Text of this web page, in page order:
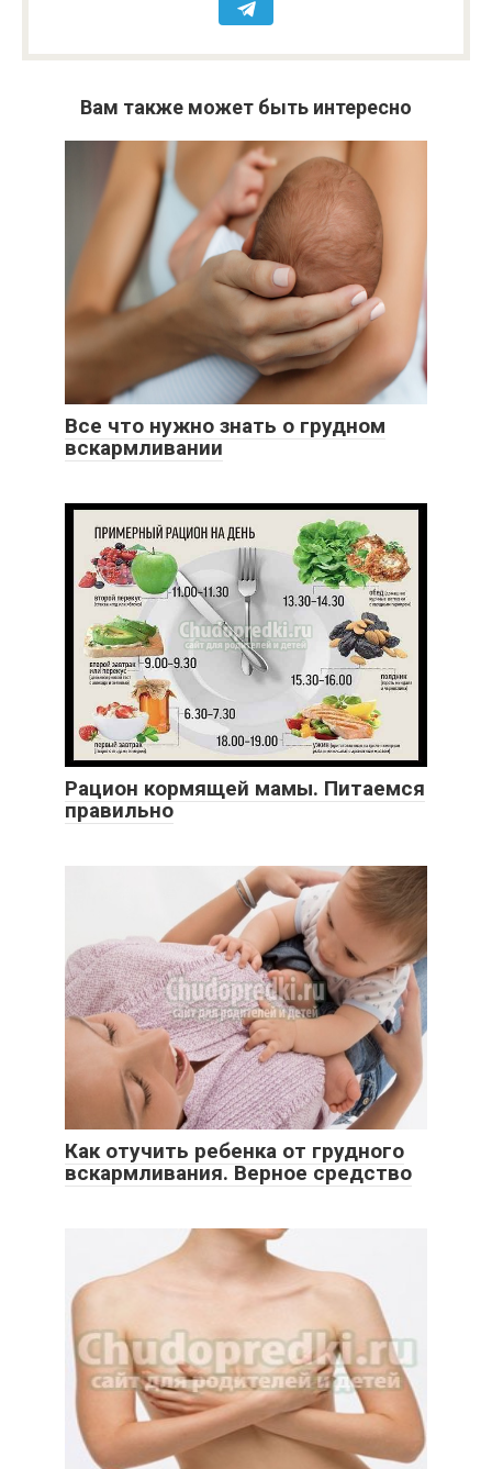
Вам также может быть интересно
Все что нужно знать о грудном
вскармливании
Рацион кормящей мамы. Питаемся
правильно
Как отучить ребенка от грудного
вскармливания. Верное средство